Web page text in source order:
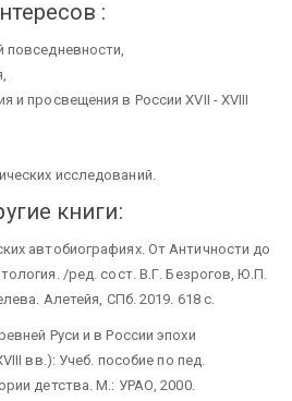
:
повседневности,
и просвещения в России XVII - XVIII
исследований.
книги:
автобиографиях. От Античности до
/ред. сост. В.Г. Безрогов, Ю.П.
Алетейя, СПб. 2019. 618 с.
Руси и в России эпохи
вв.): Учеб. пособие по пед.
детства. М.: УРАО, 2000.